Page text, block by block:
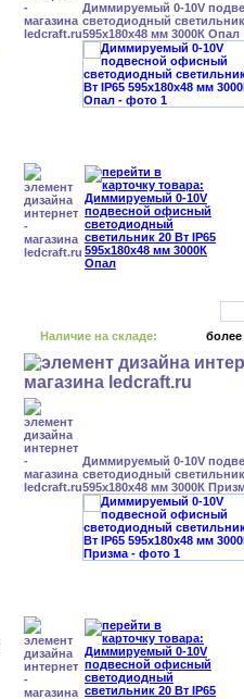
Диммируемый 0-10V
светодиодный
595x180x48 мм 3000К Опал
Наличие на складе: более
Диммируемый 0-10V
светодиодный
595x180x48 мм 3000К